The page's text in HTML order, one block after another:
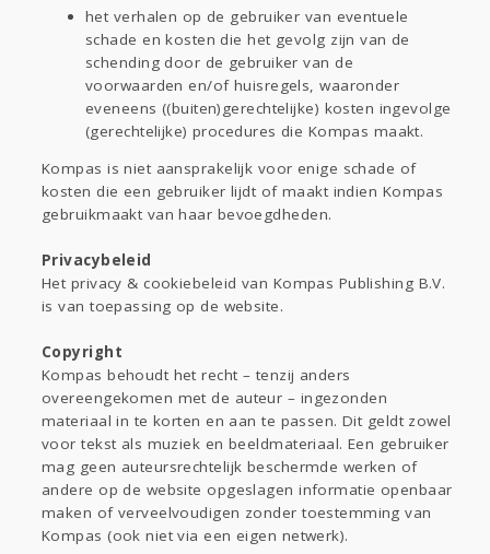
het verhalen op de gebruiker van eventuele
schade en kosten die het gevolg zijn van de
schending door de gebruiker van de
voorwaarden en/of huisregels, waaronder
eveneens ((buiten)gerechtelijke) kosten ingevolge
(gerechtelijke) procedures die Kompas maakt.
Kompas is niet aansprakelijk voor enige schade of
kosten die een gebruiker lijdt of maakt indien Kompas
gebruikmaakt van haar bevoegdheden.
Privacybeleid
Het privacy & cookiebeleid van Kompas Publishing B.V.
is van toepassing op de website.
Copyright
Kompas behoudt het recht – tenzij anders
overeengekomen met de auteur – ingezonden
materiaal in te korten en aan te passen. Dit geldt zowel
voor tekst als muziek en beeldmateriaal. Een gebruiker
mag geen auteursrechtelijk beschermde werken of
andere op de website opgeslagen informatie openbaar
maken of verveelvoudigen zonder toestemming van
Kompas (ook niet via een eigen netwerk).